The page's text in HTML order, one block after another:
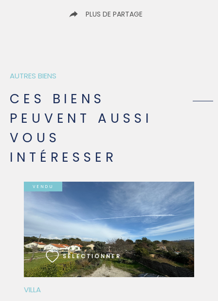
PLUS DE PARTAGE
AUTRES BIENS
CES BIENS
PEUVENT AUSSI
VOUS
INTÉRESSER
VILLA
VENDU
SÉLECTIONNER
VOIR LE BIEN